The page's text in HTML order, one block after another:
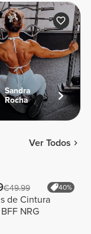
Sandra
Rocha
Ver Todos
€49.99 40%
de Cintura
NRG